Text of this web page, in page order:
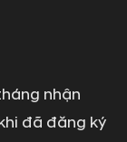
nhận
đã đăng ký